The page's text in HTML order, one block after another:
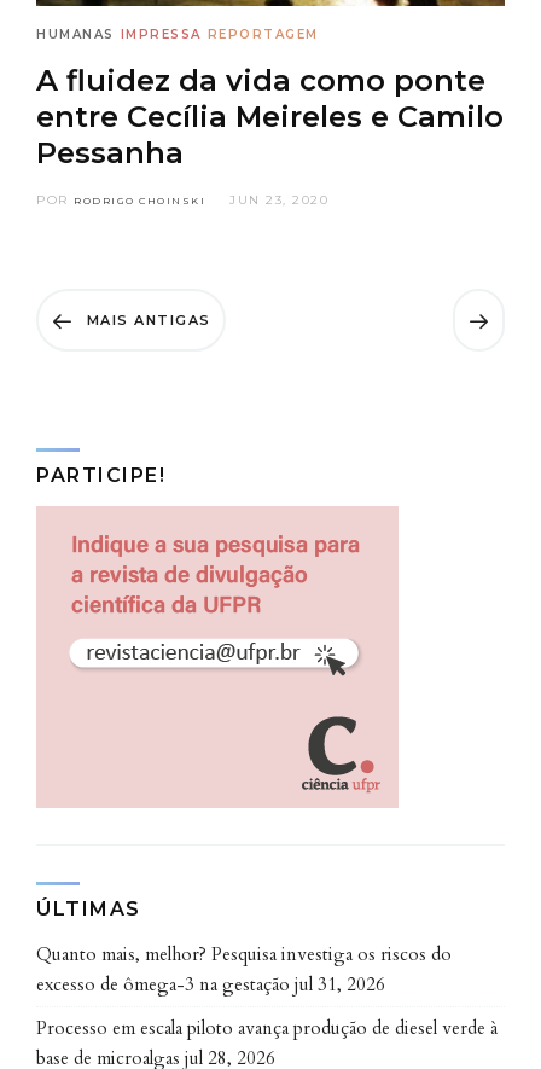
HUMANAS IMPRESSA REPORTAGEM
A fluidez da vida como ponte
entre Cecília Meireles e Camilo
Pessanha
POR RODRIGO CHOINSKI JUN 23, 2020
MAIS ANTIGAS
PARTICIPE!
ÚLTIMAS
Quanto mais, melhor? Pesquisa investiga os riscos do
excesso de ômega-3 na gestação jul 31, 2026
Processo em escala piloto avança produção de diesel verde à
base de microalgas jul 28, 2026